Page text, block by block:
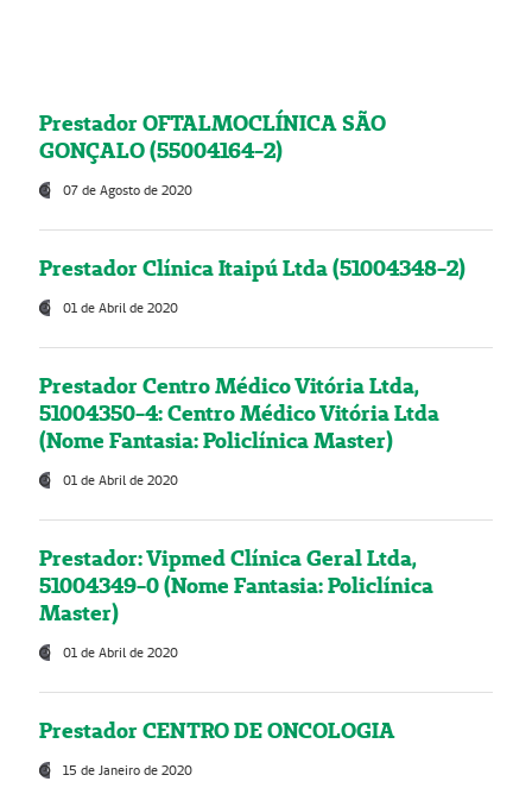
Prestador OFTALMOCLÍNICA SÃO
GONÇALO (55004164-2)
07 de Agosto de 2020
Prestador Clínica Itaipú Ltda (51004348-2)
01 de Abril de 2020
Prestador Centro Médico Vitória Ltda,
51004350-4: Centro Médico Vitória Ltda
(Nome Fantasia: Policlínica Master)
01 de Abril de 2020
Prestador: Vipmed Clínica Geral Ltda,
51004349-0 (Nome Fantasia: Policlínica
Master)
01 de Abril de 2020
Prestador CENTRO DE ONCOLOGIA
15 de Janeiro de 2020